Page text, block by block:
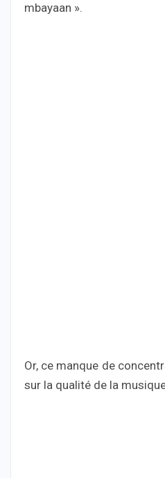
mbayaan ».
Or, ce manque de
sur la qualité de la